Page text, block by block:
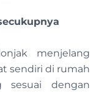
menjelang
sendiri di rumah
dengan